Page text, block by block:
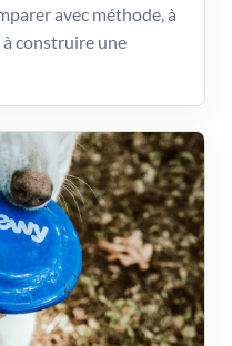
avec méthode, à
construire une